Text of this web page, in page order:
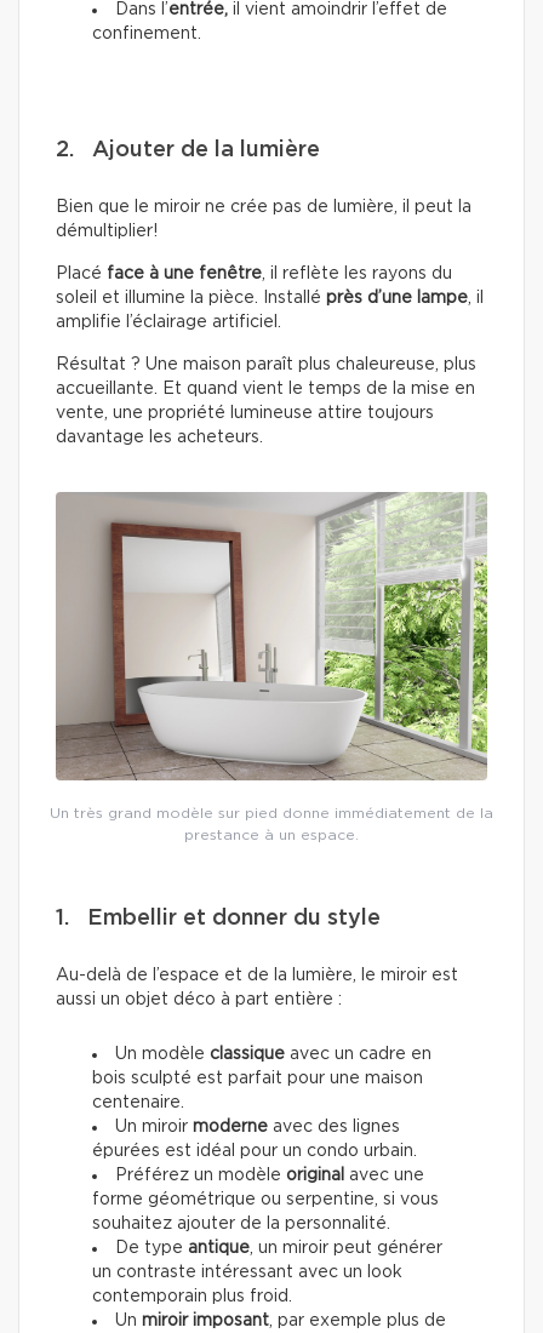
Dans l’entrée, il vient amoindrir l’effet de
confinement.
2. Ajouter de la lumière
Bien que le miroir ne crée pas de lumière, il peut la
démultiplier!
Placé face à une fenêtre, il reflète les rayons du
soleil et illumine la pièce. Installé près d’une lampe, il
amplifie l’éclairage artificiel.
Résultat ? Une maison paraît plus chaleureuse, plus
accueillante. Et quand vient le temps de la mise en
vente, une propriété lumineuse attire toujours
davantage les acheteurs.
Un très grand modèle sur pied donne immédiatement de la
prestance à un espace.
1. Embellir et donner du style
Au-delà de l’espace et de la lumière, le miroir est
aussi un objet déco à part entière :
Un modèle classique avec un cadre en
bois sculpté est parfait pour une maison
centenaire.
Un miroir moderne avec des lignes
épurées est idéal pour un condo urbain.
Préférez un modèle original avec une
forme géométrique ou serpentine, si vous
souhaitez ajouter de la personnalité.
De type antique, un miroir peut générer
un contraste intéressant avec un look
contemporain plus froid.
Un miroir imposant, par exemple plus de